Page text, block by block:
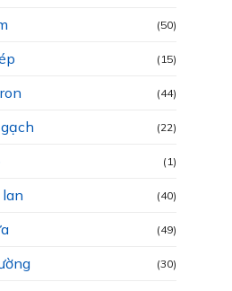
(50)
(15)
(44)
(22)
(1)
(40)
(49)
(30)